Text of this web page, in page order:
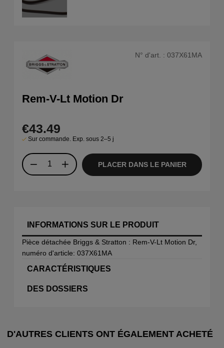
N° d'art. : 037X61MA
Rem-V-Lt Motion Dr
€43.49
Sur commande. Exp. sous 2–5 j
PLACER DANS LE PANIER
INFORMATIONS SUR LE PRODUIT
Pièce détachée Briggs & Stratton : Rem-V-Lt Motion Dr,
numéro d'article: 037X61MA
CARACTÉRISTIQUES
DES DOSSIERS
D'AUTRES CLIENTS ONT ÉGALEMENT ACHETÉ